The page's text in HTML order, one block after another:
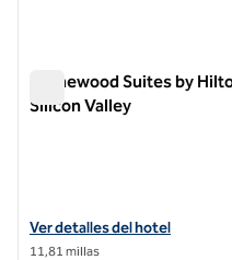
Homewood Suites by
Silicon Valley
Ver detalles del hotel
Ver detalles del hotel
11,81 millas